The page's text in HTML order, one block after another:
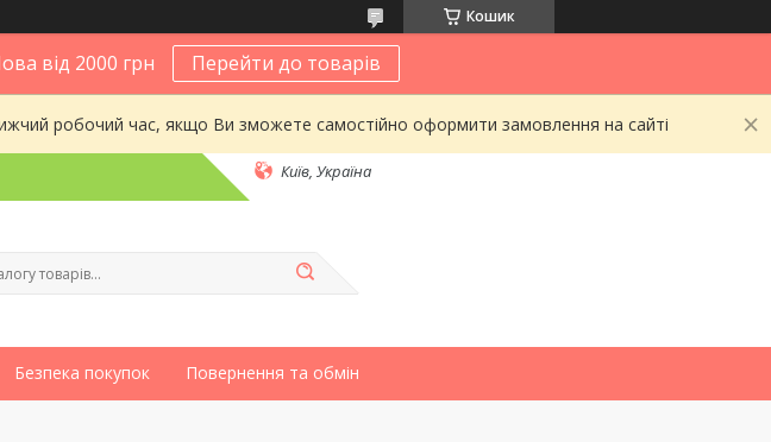
Кошик
від 2000 грн Перейти до товарів
робочий час, якщо Ви зможете самостійно оформити замовлення на сайті
Київ, Україна
Безпека покупок Повернення та обмін